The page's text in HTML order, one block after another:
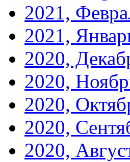
2021,
2021,
2020,
2020,
2020,
2020,
2020,